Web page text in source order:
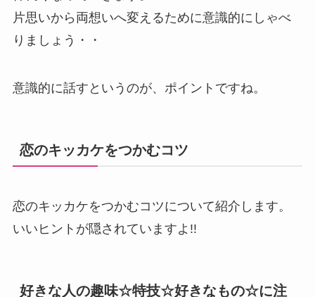
片思いから両想いへ変えるために意識的にしゃべ
りましょう・・
意識的に話すというのが、ポイントですね。
恋のキッカケをつかむコツ
恋のキッカケをつかむコツについて紹介します。
いいヒントが隠されていますよ!!
好きな人の趣味☆特技☆好きなもの☆に注